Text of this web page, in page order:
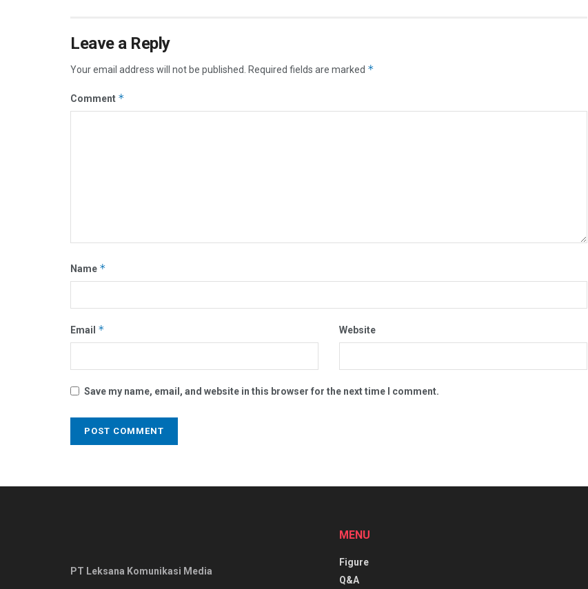
Leave a Reply
Your email address will not be published. Required fields are marked *
Comment *
Name *
Email * Website
Save my name, email, and website in this browser for the next time I comment.
PT Leksana Komunikasi Media
MENU
Figure
Q&A